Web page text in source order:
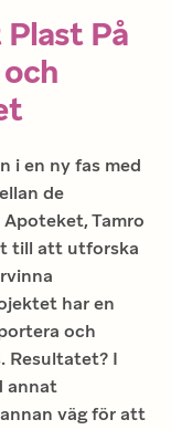
På
och
i en ny fas med
de
Tamro
till att utforska
har en
och
I
annat
väg för att